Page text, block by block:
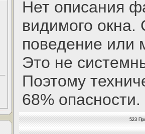
Нет описания
видимого окна.
поведение или
Это не
Поэтому
68% опасности.
523